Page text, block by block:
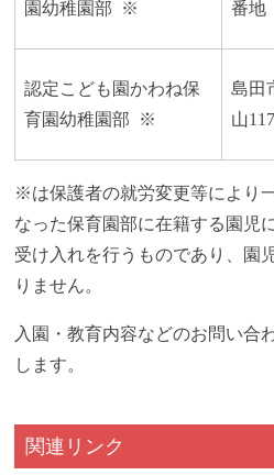
園幼稚園部 ※ 番地
認定こども園かわね保
育園幼稚園部 ※
島田
山
※は保護者の就労変更等により
なった保育園部に在籍する園児
受け入れを行うものであり、園
りません。
入園・教育内容などのお問い合
します。
関連リンク